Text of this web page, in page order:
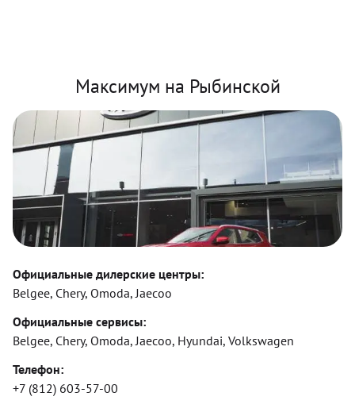
Максимум на Рыбинской
Официальные дилерские центры:
Belgee, Chery, Omoda, Jaecoo
Официальные сервисы:
Belgee, Chery, Omoda, Jaecoo, Hyundai, Volkswagen
Телефон:
+7 (812) 603-57-00